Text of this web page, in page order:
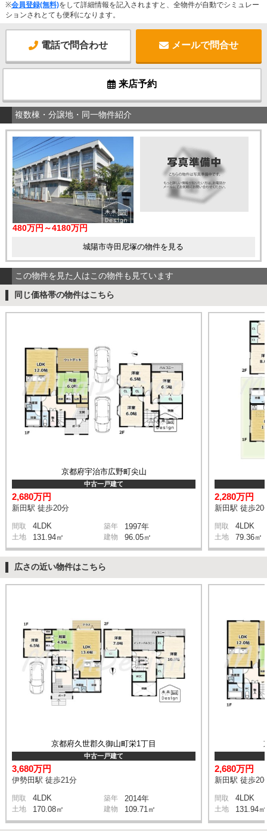
※会員登録(無料)をして詳細情報を記入されますと、全物件が自動でシミュレー
ションされとても便利になります。
電話で問合わせ メールで問合せ
来店予約
複数棟・分譲地・同一物件紹介
480万円～4180万円
城陽市寺田尼塚の物件を見る
この物件を見た人はこの物件も見ています
同じ価格帯の物件はこちら
京都府宇治市広野町尖山
中古一戸建て
2,680万円
新田駅 徒歩20分
間取 4LDK 築年 1997年
土地 131.94㎡ 建物 96.05㎡
2,280万円
新田駅 徒歩20
間取 4LDK
土地 79.36㎡
広さの近い物件はこちら
京都府久世郡久御山町栄1丁目
中古一戸建て
3,680万円
伊勢田駅 徒歩21分
間取 4LDK 築年 2014年
土地 170.08㎡ 建物 109.71㎡
2,680万円
新田駅 徒歩20
間取 4LDK
土地 131.94㎡